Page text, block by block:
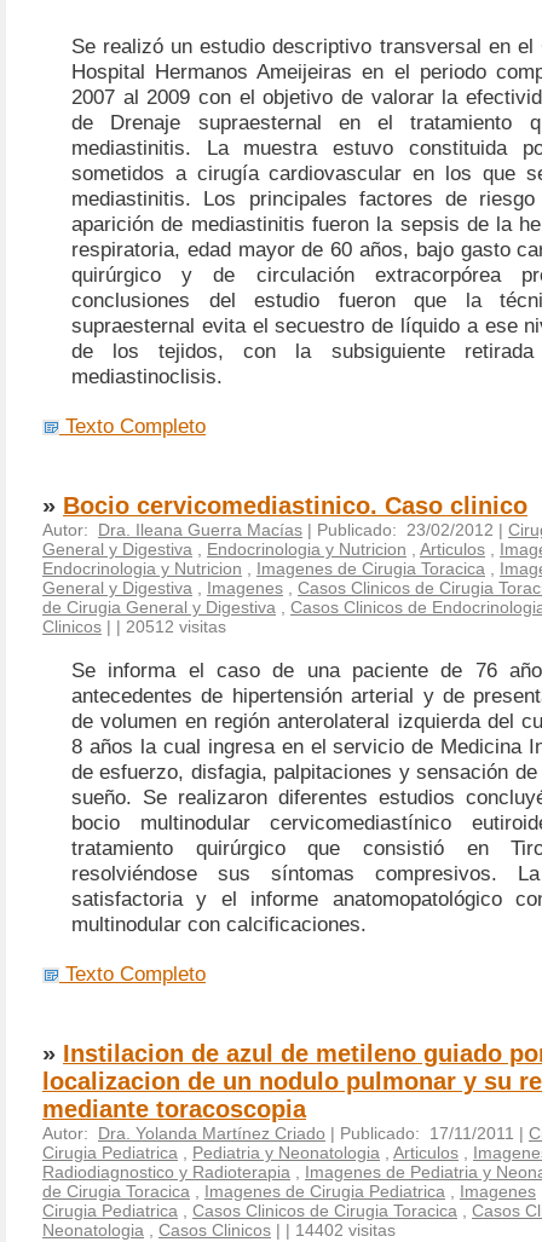
Se realizó un estudio descriptivo transversal en el
Hospital Hermanos Ameijeiras en el periodo
2007 al 2009 con el objetivo de valorar la
de Drenaje supraesternal en el tratamiento
mediastinitis. La muestra estuvo constituida
sometidos a cirugía cardiovascular en los que
mediastinitis. Los principales factores de
aparición de mediastinitis fueron la sepsis de la
respiratoria, edad mayor de 60 años, bajo gasto
quirúrgico y de circulación extracorpórea
conclusiones del estudio fueron que la
supraesternal evita el secuestro de líquido a ese
de los tejidos, con la subsiguiente
mediastinoclisis.
Texto Completo
» Bocio cervicomediastinico. Caso clinico
Autor: Dra. Ileana Guerra Macías | Publicado: 23/02/2012 |
General y Digestiva , Endocrinologia y Nutricion , Articulos ,
Endocrinologia y Nutricion , Imagenes de Cirugia Toracica ,
General y Digestiva , Imagenes , Casos Clinicos de Cirugia
de Cirugia General y Digestiva , Casos Clinicos de
Clinicos | | 20512 visitas
Se informa el caso de una paciente de 76
antecedentes de hipertensión arterial y de
de volumen en región anterolateral izquierda del
8 años la cual ingresa en el servicio de Medicina
de esfuerzo, disfagia, palpitaciones y sensación
sueño. Se realizaron diferentes estudios
bocio multinodular cervicomediastínico
tratamiento quirúrgico que consistió en
resolviéndose sus síntomas compresivos.
satisfactoria y el informe anatomopatológico
multinodular con calcificaciones.
Texto Completo
» Instilacion de azul de metileno guiado
localizacion de un nodulo pulmonar y su
mediante toracoscopia
Autor: Dra. Yolanda Martínez Criado | Publicado: 17/11/2011 |
Cirugia Pediatrica , Pediatria y Neonatologia , Articulos ,
Radiodiagnostico y Radioterapia , Imagenes de Pediatria y
de Cirugia Toracica , Imagenes de Cirugia Pediatrica , Imagenes
Cirugia Pediatrica , Casos Clinicos de Cirugia Toracica , Casos
Neonatologia , Casos Clinicos | | 14402 visitas